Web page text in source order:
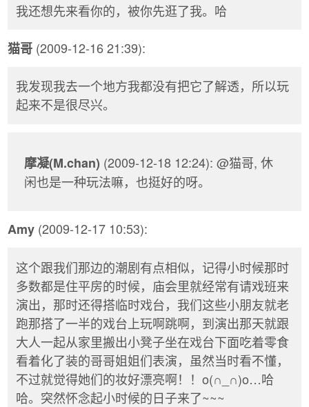
我还想先来看你的，被你先逛了我。哈
猫哥 (2009-12-16 21:39):
我发现我去一个地方我都没有把它了解透，所以玩
起来不是很尽兴。
摩凝(M.chan) (2009-12-18 12:24): @猫哥, 休
闲也是一种玩法嘛，也挺好的呀。
Amy (2009-12-17 10:53):
这个跟我们那边的潮剧有点相似，记得小时候那时
多数都是住平房的时候，庙会里就经常有请戏班来
演出，那时还得搭临时戏台，我们这些小朋友就老
跑那搭了一半的戏台上玩啊跳啊，到演出那天就跟
大人一起从家里搬出小凳子坐在戏台下面吃着零食
看着化了装的哥哥姐姐们表演，虽然当时看不懂，
不过就觉得她们的妆好漂亮啊！！o(∩_∩)o…哈
哈。突然怀念起小时候的日子来了~~~